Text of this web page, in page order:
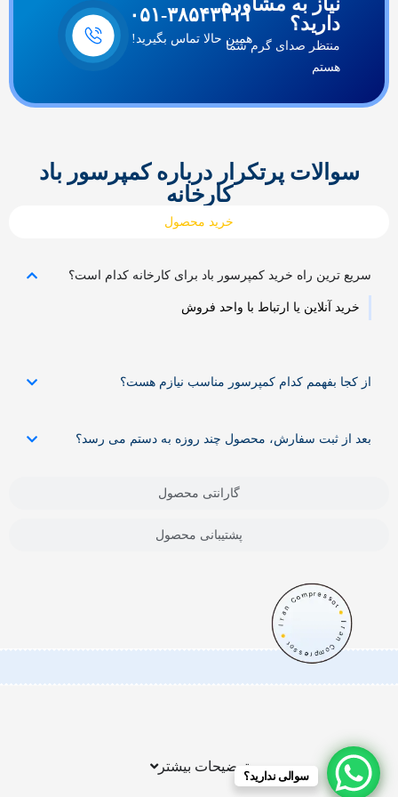
دارید؟
منتظر صدای گرم شما
هستم
۰۵۱-۳۸۵۴۳۳۱۱
همین حالا تماس بگیرید!
سوالات پرتکرار درباره کمپرسور باد
کارخانه
خرید محصول
گارانتی محصول
پشتیبانی محصول
سریع ترین راه خرید کمپرسور باد برای کارخانه کدام است؟
خرید آنلاین یا ارتباط با واحد فروش
از کجا بفهمم کدام کمپرسور مناسب نیازم هست؟
بعد از ثبت سفارش، محصول چند روزه به دستم می رسد؟
توضیحات بیشتر
سوالی ندارید؟